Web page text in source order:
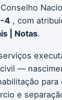
4 , com
| Notas.
—
para
e